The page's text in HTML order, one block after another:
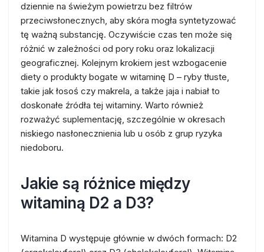
dziennie na świeżym powietrzu bez filtrów
przeciwsłonecznych, aby skóra mogła syntetyzować
tę ważną substancję. Oczywiście czas ten może się
różnić w zależności od pory roku oraz lokalizacji
geograficznej. Kolejnym krokiem jest wzbogacenie
diety o produkty bogate w witaminę D – ryby tłuste,
takie jak łosoś czy makrela, a także jaja i nabiał to
doskonałe źródła tej witaminy. Warto również
rozważyć suplementację, szczególnie w okresach
niskiego nasłonecznienia lub u osób z grup ryzyka
niedoboru.
Jakie są różnice między
witaminą D2 a D3?
Witamina D występuje głównie w dwóch formach: D2